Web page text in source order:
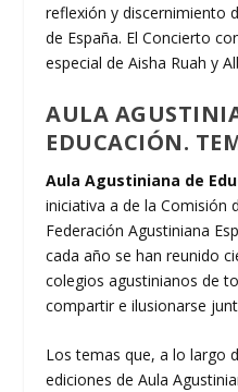
reflexión y discernimiento
de España. El Concierto
especial de Aisha Ruah y
AULA
EDUCACIÓN.
Aula Agustiniana de
iniciativa a de la Comisión
Federación Agustiniana
cada año se han reunido
colegios agustinianos de
compartir e ilusionarse
Los temas que, a lo largo
ediciones de Aula